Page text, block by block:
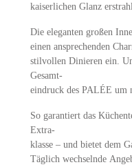
kaiserlichen Glanz
Die eleganten großen
einen ansprechenden
stilvollen Dinieren ein.
Gesamt-
eindruck des PALÉE um
So garantiert das
Extra-
klasse – und bietet dem
Täglich wechselnde